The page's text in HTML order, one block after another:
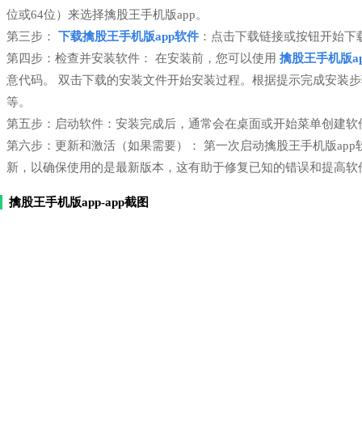
位或64位）来选择擒股王手机版app。
第三步： 下载擒股王手机版app软件 ：点击下载链接或按钮开始
第四步：检查并安装软件： 在安装前，您可以使用 擒股王手机版
意代码。 双击下载的安装文件开始安装过程。根据提示完成安装
等。
第五步：启动软件：安装完成后，通常会在桌面或开始菜单创建
第六步：更新和激活（如果需要）： 第一次启动擒股王手机版
新，以确保使用的是最新版本，这有助于修复已知的错误和提高软
擒股王手机版app-app截图